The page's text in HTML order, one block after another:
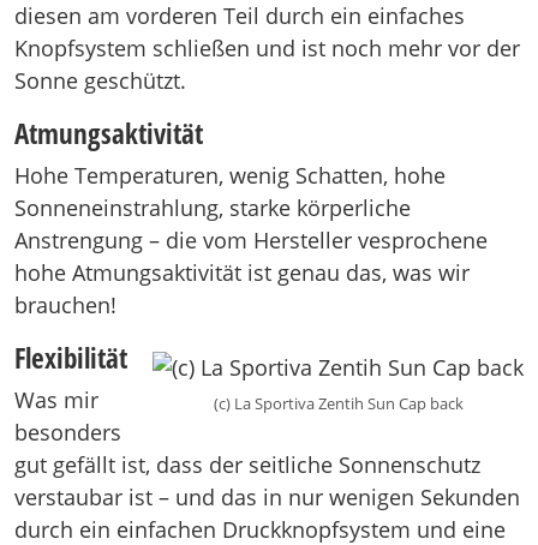
diesen am vorderen Teil durch ein einfaches
Knopfsystem schließen und ist noch mehr vor der
Sonne geschützt.
Atmungsaktivität
Hohe Temperaturen, wenig Schatten, hohe
Sonneneinstrahlung, starke körperliche
Anstrengung – die vom Hersteller vesprochene
hohe Atmungsaktivität ist genau das, was wir
brauchen!
(c) La Sportiva Zentih Sun Cap back
Flexibilität
Was mir
besonders
gut gefällt ist, dass der seitliche Sonnenschutz
verstaubar ist – und das in nur wenigen Sekunden
durch ein einfachen Druckknopfsystem und eine